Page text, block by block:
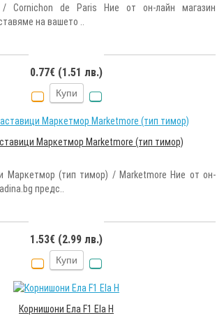
/ Cornichon de Paris Ние от он-лайн магазин
на вашето ..
0.77€ (1.51 лв.)
Купи
Маркетмор Marketmore (тип тимор)
Маркетмор (тип тимор) / Marketmore Ние от он-
предс..
1.53€ (2.99 лв.)
Купи
Корнишони Ела F1 Ela H